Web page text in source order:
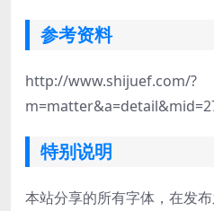
参考资料
http://www.shijuef.com/?
特别说明
本站分享的所有字体，在发